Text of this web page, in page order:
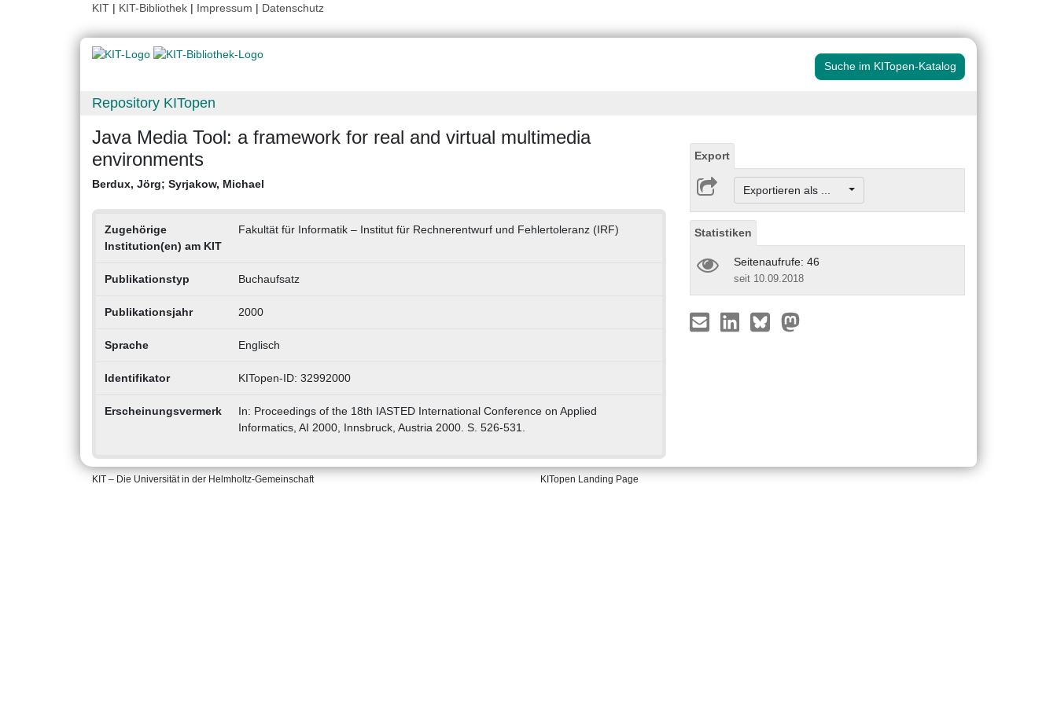
KIT | KIT-Bibliothek | Impressum | Datenschutz
Suche im KITopen-Katalog
Repository KITopen
Java Media Tool: a framework for real and virtual multimedia
environments
Berdux, Jörg; Syrjakow, Michael
Zugehörige
Institution(en) am KIT
Fakultät für Informatik – Institut für Rechnerentwurf und Fehlertoleranz (IRF)
Publikationstyp Buchaufsatz
Publikationsjahr 2000
Sprache Englisch
Identifikator KITopen-ID: 32992000
Erscheinungsvermerk
In: Proceedings of the 18th IASTED International Conference on Applied
Informatics, AI 2000, Innsbruck, Austria 2000. S. 526-531.
Export
Exportieren als ...
Statistiken
Seitenaufrufe: 46
seit 10.09.2018
KIT – Die Universität in der Helmholtz-Gemeinschaft KITopen Landing Page